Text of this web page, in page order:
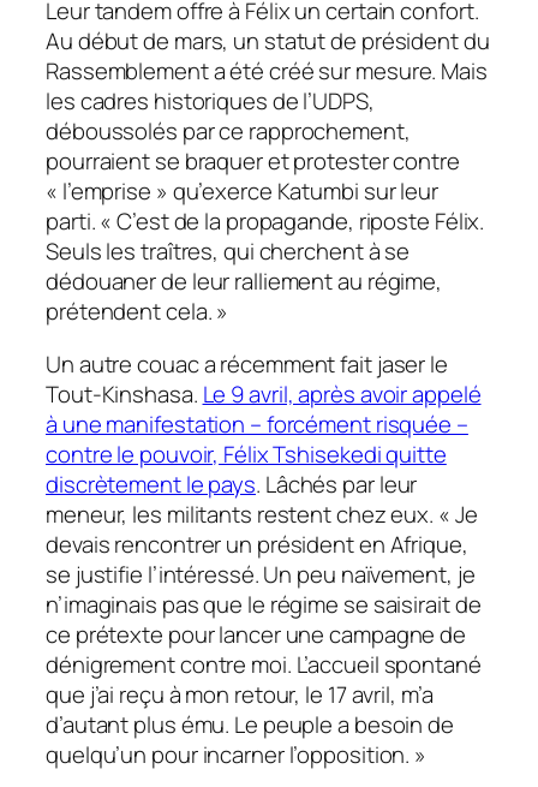
Leur tandem offre à Félix un certain confort.
Au début de mars, un statut de président du
Rassemblement a été créé sur mesure. Mais
les cadres historiques de l’UDPS,
déboussolés par ce rapprochement,
pourraient se braquer et protester contre
« l’emprise » qu’exerce Katumbi sur leur
parti. « C’est de la propagande, riposte Félix.
Seuls les traîtres, qui cherchent à se
dédouaner de leur ralliement au régime,
prétendent cela. »
Un autre couac a récemment fait jaser le
Tout-Kinshasa. Le 9 avril, après avoir appelé
à une manifestation – forcément risquée –
contre le pouvoir, Félix Tshisekedi quitte
discrètement le pays. Lâchés par leur
meneur, les militants restent chez eux. « Je
devais rencontrer un président en Afrique,
se justifie l’intéressé. Un peu naïvement, je
n’imaginais pas que le régime se saisirait de
ce prétexte pour lancer une campagne de
dénigrement contre moi. L’accueil spontané
que j’ai reçu à mon retour, le 17 avril, m’a
d’autant plus ému. Le peuple a besoin de
quelqu’un pour incarner l’opposition. »